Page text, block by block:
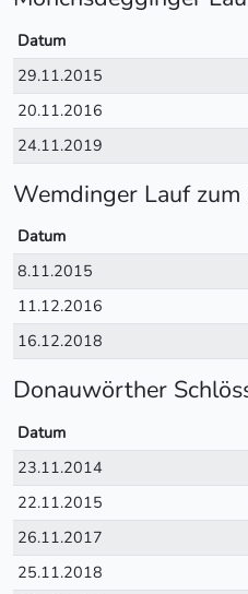
Datum
29.11.2015
20.11.2016
24.11.2019
Wemdinger Lauf
Datum
8.11.2015
11.12.2016
16.12.2018
Donauwörther
Datum
23.11.2014
22.11.2015
26.11.2017
25.11.2018